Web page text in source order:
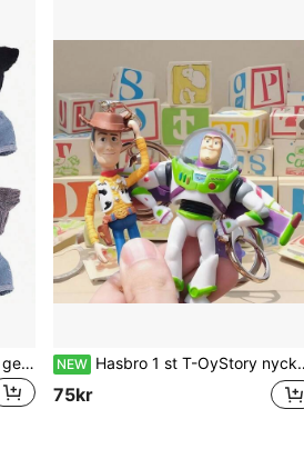
17 cm/6,69 tum dockdräkt: 2:a generationens sitt-sitt-fest för Labubu, hjärttröja + jeansdräkt, upphängningstillbehör, kläddocka, julklapp NEW Hasbro 1 st T-OyStory nyckelring, Woody Buzz väskberlock, tecknad dockcharm, animefigurstillbehör, födelsedagspresent, ryggsäcksdekoration
75kr